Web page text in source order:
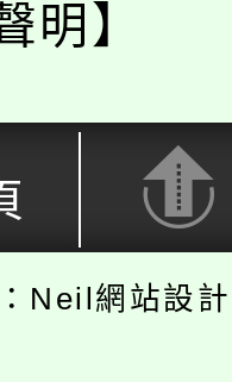
明】
Neil網站設